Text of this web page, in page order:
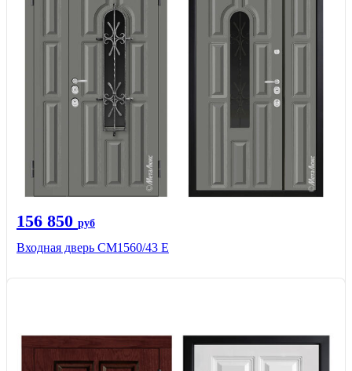
156 850 руб
Входная дверь СМ1560/43 Е